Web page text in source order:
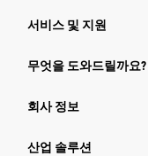
서비스 및 지원
무엇을 도와드릴까요?
회사 정보
산업 솔루션